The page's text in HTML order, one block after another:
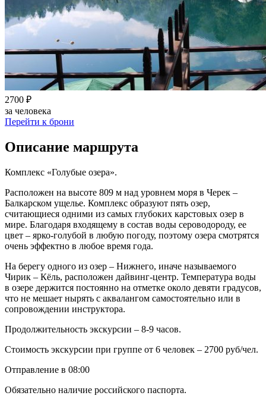
2700 ₽
за человека
Перейти к брони
Описание маршрута
Комплекс «Голубые озера».
Расположен на высоте 809 м над уровнем моря в Черек –
Балкарском ущелье. Комплекс образуют пять озер,
считающиеся одними из самых глубоких карстовых озер в
мире. Благодаря входящему в состав воды сероводороду, ее
цвет – ярко-голубой в любую погоду, поэтому озера смотрятся
очень эффектно в любое время года.
На берегу одного из озер – Нижнего, иначе называемого
Чирик – Кёль, расположен дайвинг-центр. Температура воды
в озере держится постоянно на отметке около девяти градусов,
что не мешает нырять с аквалангом самостоятельно или в
сопровождении инструктора.
Продолжительность экскурсии – 8-9 часов.
Стоимость экскурсии при группе от 6 человек – 2700 руб/чел.
Отправление в 08:00
Обязательно наличие российского паспорта.